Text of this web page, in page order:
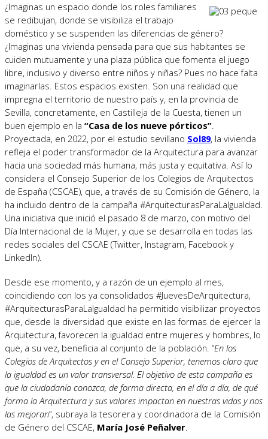
¿Imaginas un espacio donde los roles familiares
se redibujan, donde se visibiliza el trabajo
doméstico y se suspenden las diferencias de género?
¿Imaginas una vivienda pensada para que sus habitantes se
cuiden mutuamente y una plaza pública que fomenta el juego
libre, inclusivo y diverso entre niños y niñas? Pues no hace falta
imaginarlas. Estos espacios existen. Son una realidad que
impregna el territorio de nuestro país y, en la provincia de
Sevilla, concretamente, en Castilleja de la Cuesta, tienen un
buen ejemplo en la “Casa de los nueve pórticos”.
Proyectada, en 2022, por el estudio sevillano Sol89, la vivienda
refleja el poder transformador de la Arquitectura para avanzar
hacia una sociedad más humana, más justa y equitativa. Así lo
considera el Consejo Superior de los Colegios de Arquitectos
de España (CSCAE), que, a través de su Comisión de Género, la
ha incluido dentro de la campaña #ArquitecturasParaLaIgualdad.
Una iniciativa que inició el pasado 8 de marzo, con motivo del
Día Internacional de la Mujer, y que se desarrolla en todas las
redes sociales del CSCAE (Twitter, Instagram, Facebook y
LinkedIn).
Desde ese momento, y a razón de un ejemplo al mes,
coincidiendo con los ya consolidados #JuevesDeArquitectura,
#ArquitecturasParaLaIgualdad ha permitido visibilizar proyectos
que, desde la diversidad que existe en las formas de ejercer la
Arquitectura, favorecen la igualdad entre mujeres y hombres, lo
que, a su vez, beneficia al conjunto de la población. “En los
Colegios de Arquitectos y en el Consejo Superior, tenemos claro que
la igualdad es un valor transversal. El objetivo de esta campaña es
que la ciudadanía conozca, de forma directa, en el día a día, de qué
forma la Arquitectura y sus valores impactan en nuestras vidas y nos
las mejoran”, subraya la tesorera y coordinadora de la Comisión
de Género del CSCAE, María José Peñalver.